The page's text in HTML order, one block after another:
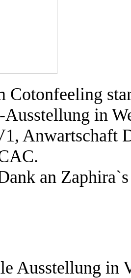
Cotonfeeling
Ausstellung in
Anwartschaft
an
Ausstellung in